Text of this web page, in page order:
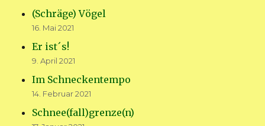
(Schräge) Vögel
16. Mai 2021
Er ist´s!
9. April 2021
Im Schneckentempo
14. Februar 2021
Schnee(fall)grenze(n)